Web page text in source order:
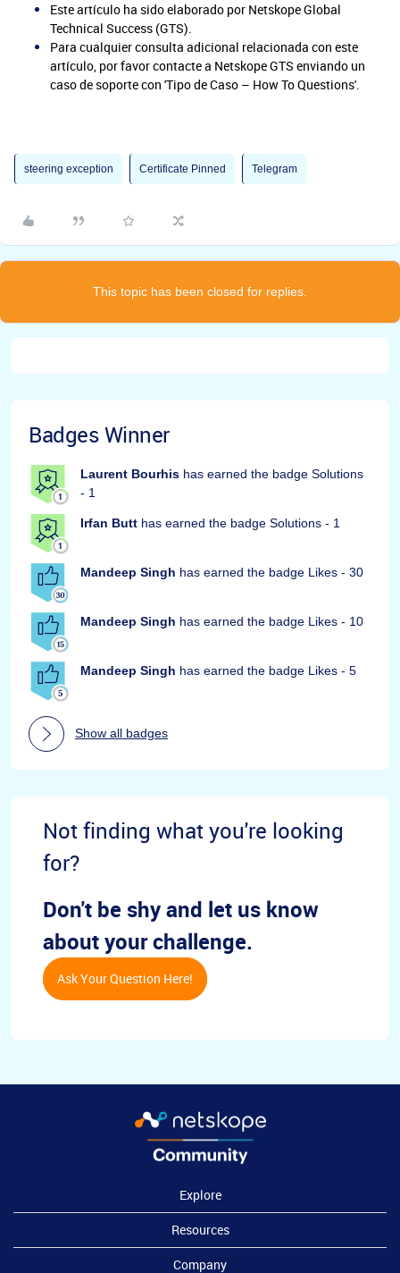
Este artículo ha sido elaborado por Netskope Global
Technical Success (GTS).
Para cualquier consulta adicional relacionada con este
artículo, por favor contacte a Netskope GTS enviando un
caso de soporte con 'Tipo de Caso – How To Questions'.
steering exception Certificate Pinned Telegram
This topic has been closed for replies.
Badges Winner
Laurent Bourhis has earned the badge Solutions
- 1
Irfan Butt has earned the badge Solutions - 1
Mandeep Singh has earned the badge Likes - 30
Mandeep Singh has earned the badge Likes - 10
Mandeep Singh has earned the badge Likes - 5
Show all badges
Not finding what you're looking
for?
Don't be shy and let us know
about your challenge.
Ask Your Question Here!
Explore
Resources
Company